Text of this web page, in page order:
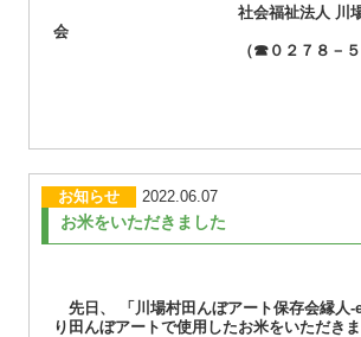
社会福祉法人 川場村社
会
（☎０２７８－５０－１
お知らせ 2022.06.07
お米をいただきました
先日、 「川場村田んぼアート保存会縁人-
り田んぼアートで使用したお米をいただきま